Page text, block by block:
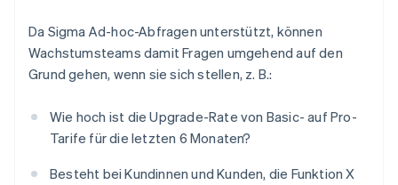
Da Sigma Ad-hoc-Abfragen unterstützt, können
Wachstumsteams damit Fragen umgehend auf den
Grund gehen, wenn sie sich stellen, z. B.:
Wie hoch ist die Upgrade-Rate von Basic- auf Pro-
Tarife für die letzten 6 Monaten?
Besteht bei Kundinnen und Kunden, die Funktion X